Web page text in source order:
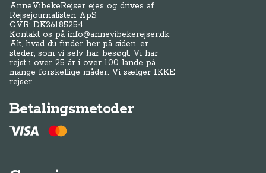
AnneVibekeRejser ejes og drives af
Rejsejournalisten ApS
CVR: DK26185254
Kontakt os påinfo@annevibekerejser.dk
Alt, hvad du finder her på siden, er
steder, som vi selv har besøgt. Vi har
rejst i over 25 år i over 100 lande på
mange forskellige måder. Vi sælger IKKE
rejser.
Betalingsmetoder